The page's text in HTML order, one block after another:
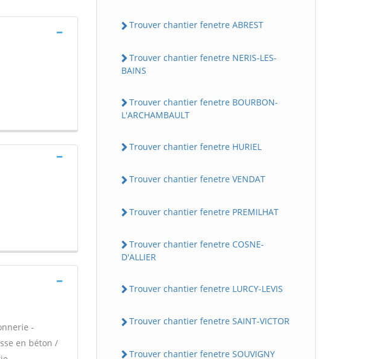
-
en béton /
Trouver chantier fenetre ABREST
Trouver chantier fenetre NERIS-LES-
BAINS
Trouver chantier fenetre BOURBON-
L'ARCHAMBAULT
Trouver chantier fenetre HURIEL
Trouver chantier fenetre VENDAT
Trouver chantier fenetre PREMILHAT
Trouver chantier fenetre COSNE-
D'ALLIER
Trouver chantier fenetre LURCY-LEVIS
Trouver chantier fenetre SAINT-VICTOR
Trouver chantier fenetre SOUVIGNY